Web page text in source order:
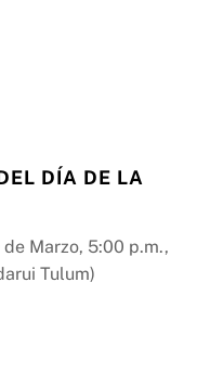
DÍA DE LA
Marzo, 5:00 p.m.,
Tulum)